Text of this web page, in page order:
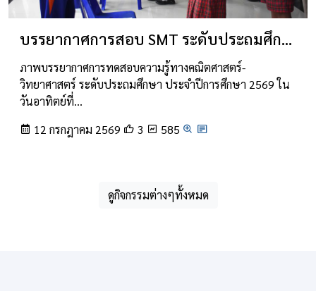
บรรยากาศการสอบ SMT ระดับประถมศึกษา
ภาพบรรยากาศการทดสอบความรู้ทางคณิตศาสตร์-
วิทยาศาสตร์ ระดับประถมศึกษา ประจำปีการศึกษา 2569 ใน
วันอาทิตย์ที่…
12 กรกฎาคม 2569
3 585
ดูกิจกรรมต่างๆทั้งหมด